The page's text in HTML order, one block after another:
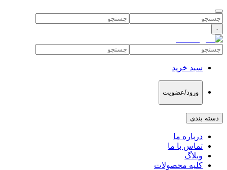
۰
سبد خرید
ورود/عضویت
دسته بندی
درباره ما
تماس با ما
وبلاگ
کلیه محصولات